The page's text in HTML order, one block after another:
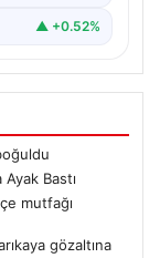
▲ +0.52%
Ayak Bastı
mutfağı
gözaltına